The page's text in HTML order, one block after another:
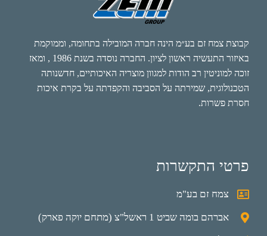
קבוצת צמח זם בע״מ הינה חברה המובילה בתחומה, וממוקמת
באיזור התעשיה ראשון לציון. החברה נוסדה בשנת 1986 , ומאז
זוכה למוניטין רב הודות למגוון מוצריה האיכותיים, חדשנותה
הטכנולוגית, שמירתה על הסביבה והקפדתה על בקרת איכות
חסרת פשרות.
פרטי התקשרות
צמח זם בע"מ
אברהם בומה שביט 1 ראשל"צ (מתחם יוקה פארק)